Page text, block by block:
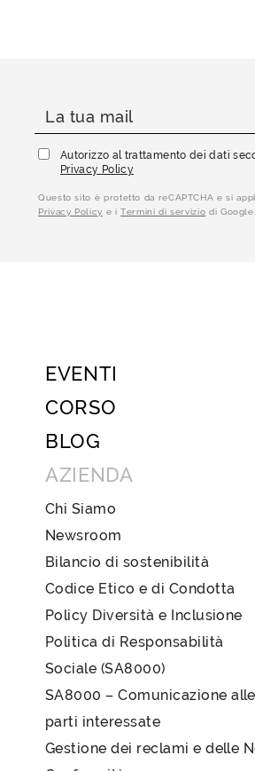
Autorizzo al trattamento dei dati
Privacy Policy
Questo sito è protetto da reCAPTCHA e si
Privacy Policy e iTermini di servizio di Google.
EVENTI
CORSO
BLOG
AZIENDA
Chi Siamo
Newsroom
Bilancio di sostenibilità
Codice Etico e di Condotta
Policy Diversità e Inclusione
Politica di Responsabilità
Sociale (SA8000)
SA8000 – Comunicazione alle
parti interessate
Gestione dei reclami e delle